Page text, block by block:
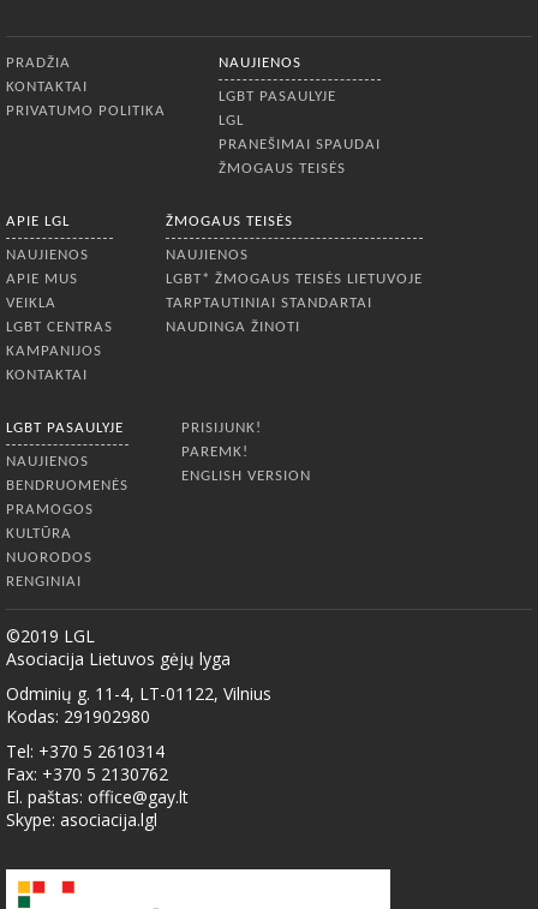
PRADŽIA
KONTAKTAI
PRIVATUMO POLITIKA
NAUJIENOS
LGBT PASAULYJE
LGL
PRANEŠIMAI SPAUDAI
ŽMOGAUS TEISĖS
APIE LGL
NAUJIENOS
APIE MUS
VEIKLA
LGBT CENTRAS
KAMPANIJOS
KONTAKTAI
ŽMOGAUS TEISĖS
NAUJIENOS
LGBT* ŽMOGAUS TEISĖS LIETUVOJE
TARPTAUTINIAI STANDARTAI
NAUDINGA ŽINOTI
LGBT PASAULYJE
NAUJIENOS
BENDRUOMENĖS
PRAMOGOS
KULTŪRA
NUORODOS
RENGINIAI
PRISIJUNK!
PAREMK!
ENGLISH VERSION
©2019 LGL
Asociacija Lietuvos gėjų lyga
Odminių g. 11-4, LT-01122, Vilnius
Kodas: 291902980
Tel: +370 5 2610314
Fax: +370 5 2130762
El. paštas: office@gay.lt
Skype: asociacija.lgl